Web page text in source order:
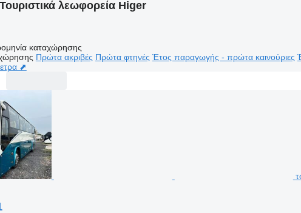
Τουριστικά λεωφορεία Higer
καταχώρησης
Πρώτα ακριβές Πρώτα φτηνές Έτος παραγωγής - πρώτα καινούριες
⬈